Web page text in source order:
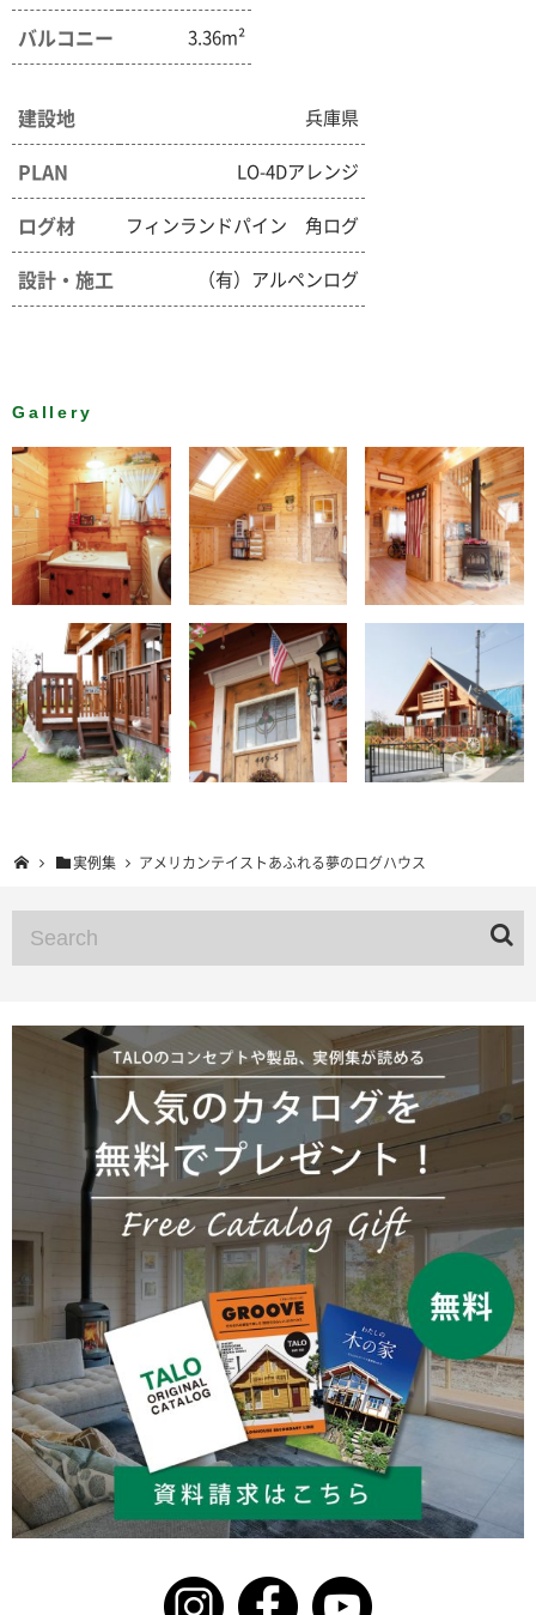
バルコニー 3.36m²
建設地 兵庫県
PLAN LO-4Dアレンジ
ログ材 フィンランドパイン 角ログ
設計・施工 （有）アルペンログ
Gallery
実例集 アメリカンテイストあふれる夢のログハウス